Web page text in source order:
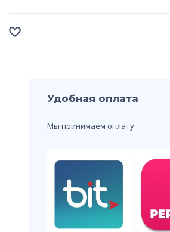
Удобная оплата
Мы принимаем оплату: